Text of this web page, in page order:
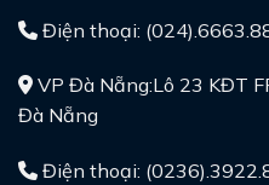
Điện thoại:
VP Đà Nẵng:Lô 23 KĐT
Đà Nẵng
Điện thoại: